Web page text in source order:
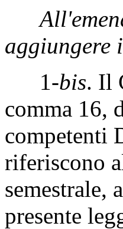
aggiungere
1-bis. Il
comma 16,
competenti
riferiscono
semestrale,
presente